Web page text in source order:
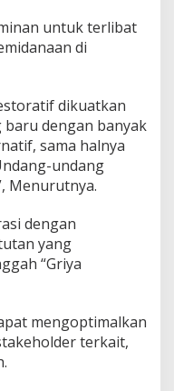
untuk terlibat
di
dikuatkan
baru dengan banyak
sama halnya
undang
Menurutnya.
dengan
yang
“Griya
mengoptimalkan
terkait,